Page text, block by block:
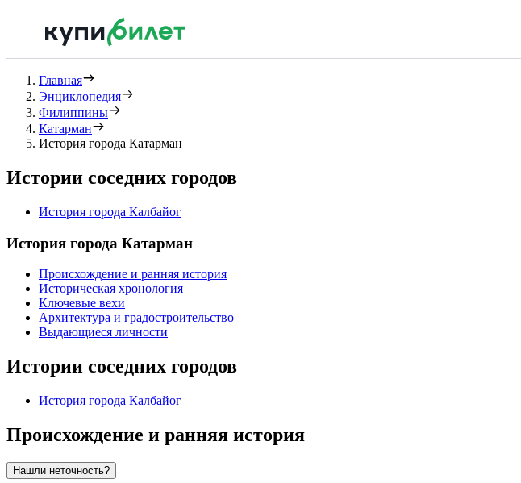
Главная
Энциклопедия
Филиппины
Катарман
История города Катарман
Истории соседних городов
История города Калбайог
История города Катарман
Происхождение и ранняя история
Историческая хронология
Ключевые вехи
Архитектура и градостроительство
Выдающиеся личности
Истории соседних городов
История города Калбайог
Происхождение и ранняя история
Нашли неточность?